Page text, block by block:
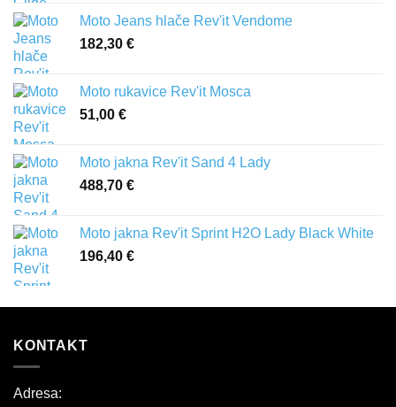
Moto Jeans hlače Rev'it Vendome
182,30 €
Moto rukavice Rev'it Mosca
51,00 €
Moto jakna Rev'it Sand 4 Lady
488,70 €
Moto jakna Rev'it Sprint H2O Lady Black White
196,40 €
KONTAKT
Adresa: